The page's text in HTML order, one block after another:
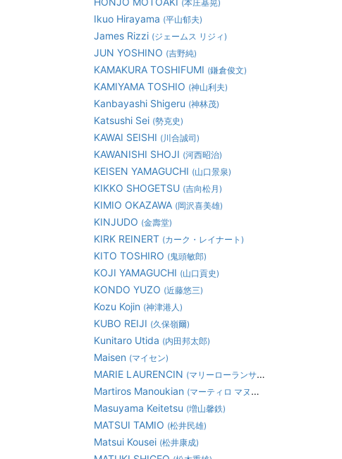
(本庄基晃)
Ikuo Hirayama (平山郁夫)
James Rizzi (ジェームス リジィ)
JUN YOSHINO (吉野純)
KAMAKURA TOSHIFUMI (鎌倉俊文)
KAMIYAMA TOSHIO (神山利夫)
Kanbayashi Shigeru (神林茂)
Katsushi Sei (勢克史)
KAWAI SEISHI (川合誠司)
KAWANISHI SHOJI (河西昭治)
KEISEN YAMAGUCHI (山口景泉)
KIKKO SHOGETSU (吉向松月)
KIMIO OKAZAWA (岡沢喜美雄)
KINJUDO (金壽堂)
KIRK REINERT (カーク・レイナート)
KITO TOSHIRO (鬼頭敏郎)
KOJI YAMAGUCHI (山口貢史)
KONDO YUZO (近藤悠三)
Kozu Kojin (神津港人)
KUBO REIJI (久保嶺爾)
Kunitaro Utida (内田邦太郎)
Maisen (マイセン)
MARIE LAURENCIN (マリーローランサン)
Martiros Manoukian (マーティロ マヌキアン)
Masuyama Keitetsu (増山馨鉄)
MATSUI TAMIO (松井民雄)
Matsui Kousei (松井康成)